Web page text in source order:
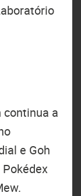
continua a
e Goh